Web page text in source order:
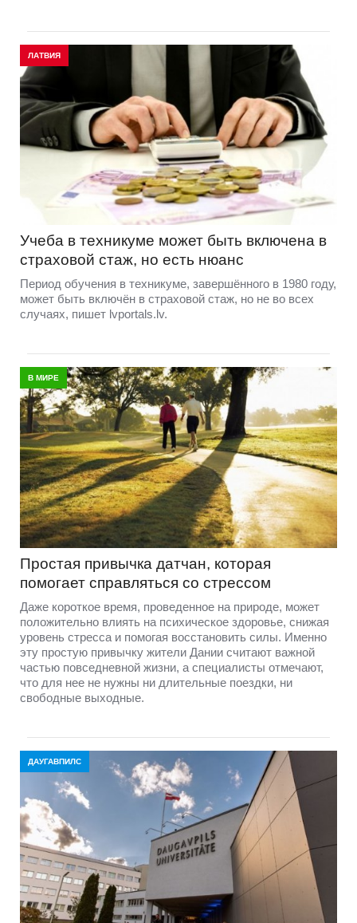
ЛАТВИЯ
Учеба в техникуме может быть включена в
страховой стаж, но есть нюанс
Период обучения в техникуме, завершённого в 1980 году,
может быть включён в страховой стаж, но не во всех
случаях, пишет lvportals.lv.
В МИРЕ
Простая привычка датчан, которая
помогает справляться со стрессом
Даже короткое время, проведенное на природе, может
положительно влиять на психическое здоровье, снижая
уровень стресса и помогая восстановить силы. Именно
эту простую привычку жители Дании считают важной
частью повседневной жизни, а специалисты отмечают,
что для нее не нужны ни длительные поездки, ни
свободные выходные.
ДАУГАВПИЛС